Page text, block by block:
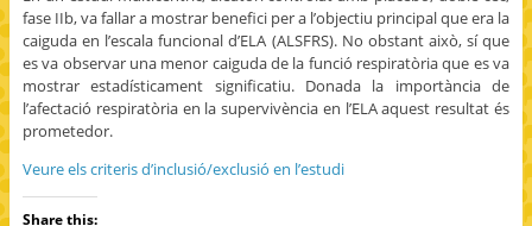
fase IIb, va fallar a mostrar benefici per a l’objectiu principal que era la
caiguda en l’escala funcional d’ELA (ALSFRS). No obstant això, sí que
es va observar una menor caiguda de la funció respiratòria que es va
mostrar estadísticament significatiu. Donada la importància de
l’afectació respiratòria en la supervivència en l’ELA aquest resultat és
prometedor.
Veure els criteris d’inclusió/exclusió en l’estudi
Share this: